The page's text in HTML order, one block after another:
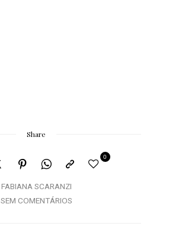
Share
FABIANA SCARANZI
0
SEM COMENTÁRIOS